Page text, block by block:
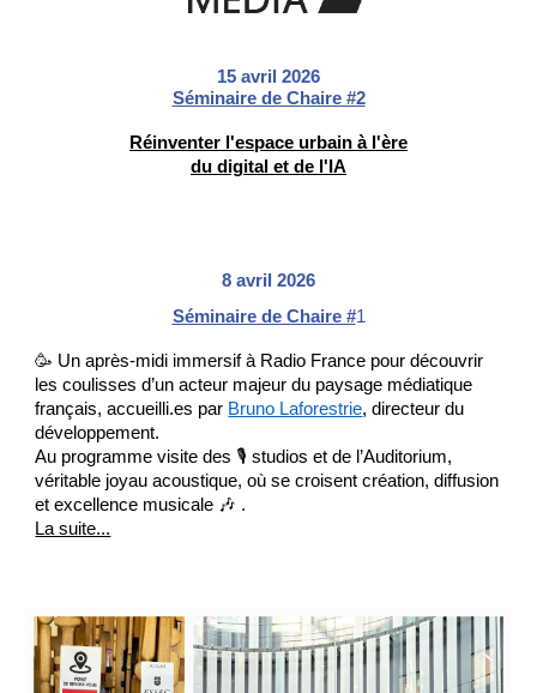
15 avril 2026
Séminaire de Chaire #2
Réinventer l'espace urbain à l'ère
du digital et de l'IA
8 avril 2026
Séminaire de Chaire #1
🥳 Un après-midi immersif à Radio France pour découvrir
les coulisses d’un acteur majeur du paysage médiatique
français,accueilli.es par Bruno Laforestrie, directeur du
développement.
Au programme visite des 🎙️ studios et de l’Auditorium,
véritable joyau acoustique, où se croisent création, diffusion
et excellence musicale 🎶 .
La suite...